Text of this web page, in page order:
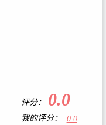
评分： 0.0
我的评分：
0.0